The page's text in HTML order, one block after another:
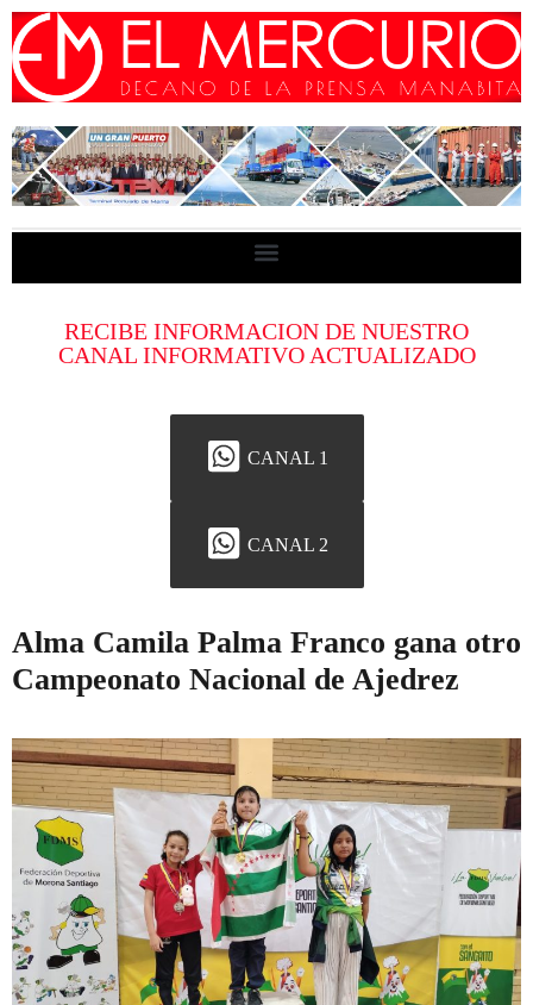
RECIBE INFORMACION DE NUESTRO
CANAL INFORMATIVO ACTUALIZADO
CANAL 1
CANAL 2
Alma Camila Palma Franco gana otro
Campeonato Nacional de Ajedrez